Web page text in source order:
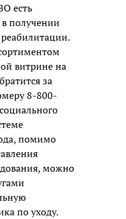
есть
получении
реабилитации.
витрине на
за
8-800-
помимо
можно
по уходу.